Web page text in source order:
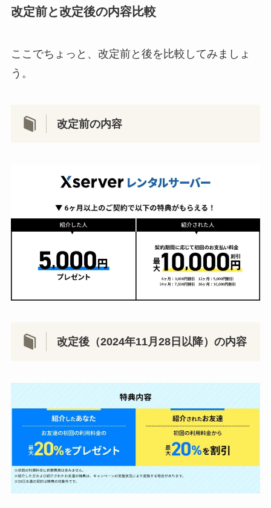
改定前と改定後の内容比較
ここでちょっと、改定前と後を比較してみましょ
う。
改定前の内容
改定後（2024年11月28日以降）の内容